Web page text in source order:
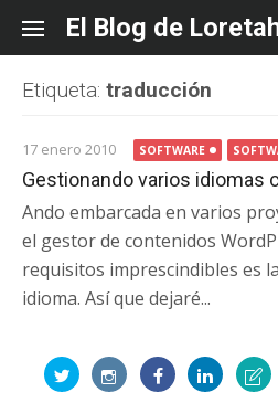
content
El Blog de
Etiqueta: traducción
17 enero 2010 SOFTWARE
Gestionando varios idiomas
Ando embarcada en varios
el gestor de contenidos
requisitos imprescindibles es
idioma. Así que dejaré...